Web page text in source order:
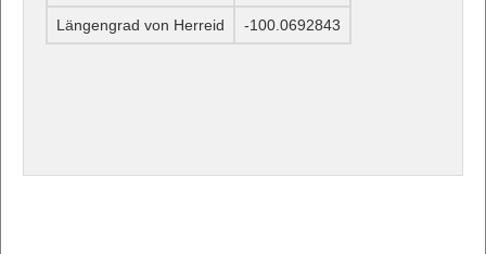
Längengrad von Herreid -100.0692843